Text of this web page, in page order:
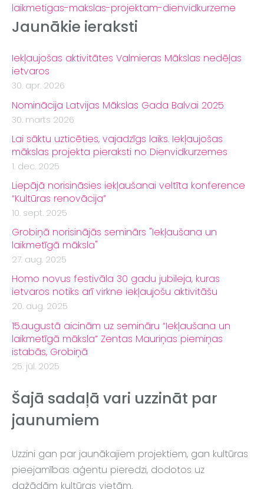
Jaunākie ieraksti
Iekļaujošas aktivitātes Valmieras Mākslas nedēļas
ietvaros
30. apr. 2026
Nominācija Latvijas Mākslas Gada Balvai 2025
30. marts 2026
Lai sāktu uzticēties, vajadzīgs laiks. Iekļaujošas
mākslas projekta pieraksti no Dienvidkurzemes
1. dec. 2025
Liepājā norisināsies iekļaušanai veltīta konference
“Kultūras renovācija”
10. sept. 2025
Grobiņā norisinājās seminārs "Iekļaušana un
laikmetīgā māksla"
27. aug. 2025
Homo novus festivāla 30 gadu jubileja, kuras
ietvaros notiks arī virkne iekļaujošu aktivitāšu
20. aug. 2025
15.augustā aicinām uz semināru “Iekļaušana un
laikmetīgā māksla” Zentas Mauriņas piemiņas
istabās, Grobiņā
25. jūl. 2025
Šajā sadaļā vari uzzināt par
jaunumiem
Uzzini gan par jaunākajiem projektiem, gan kultūras
pieejamības aģentu pieredzi, dodotos uz
dažādām kultūras vietām.
laikmetigas-makslas-projektam-dienvidkurzeme